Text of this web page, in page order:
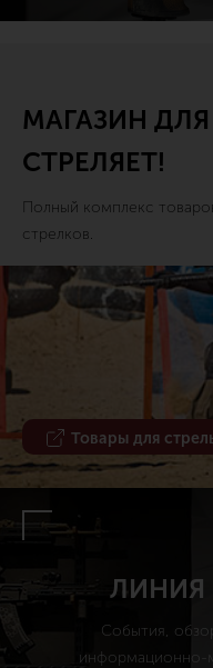
ЛИНИЯ
События,
информационно-
МАГАЗИН ДЛЯ
СТРЕЛЯЕТ!
Полный комплекс
стрелков.
Товары для